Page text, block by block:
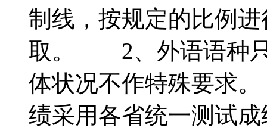
制线，按规定的比例
取。 2、外语语种只
体状况不作特殊要求
绩采用各省统一测试